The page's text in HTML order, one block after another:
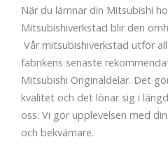
När du lämnar din Mitsubishi
Mitsubishiverkstad blir den
Vår mitsubishiverkstad utför
fabrikens senaste
Mitsubishi Originaldelar. Det
kvalitet och det lönar sig i
oss. Vi gör upplevelsen med
och bekvämare.